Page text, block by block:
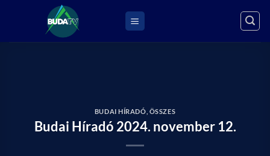
BUDAI HÍRADÓ ÖSSZES
Budai Híradó 2024. november 12.